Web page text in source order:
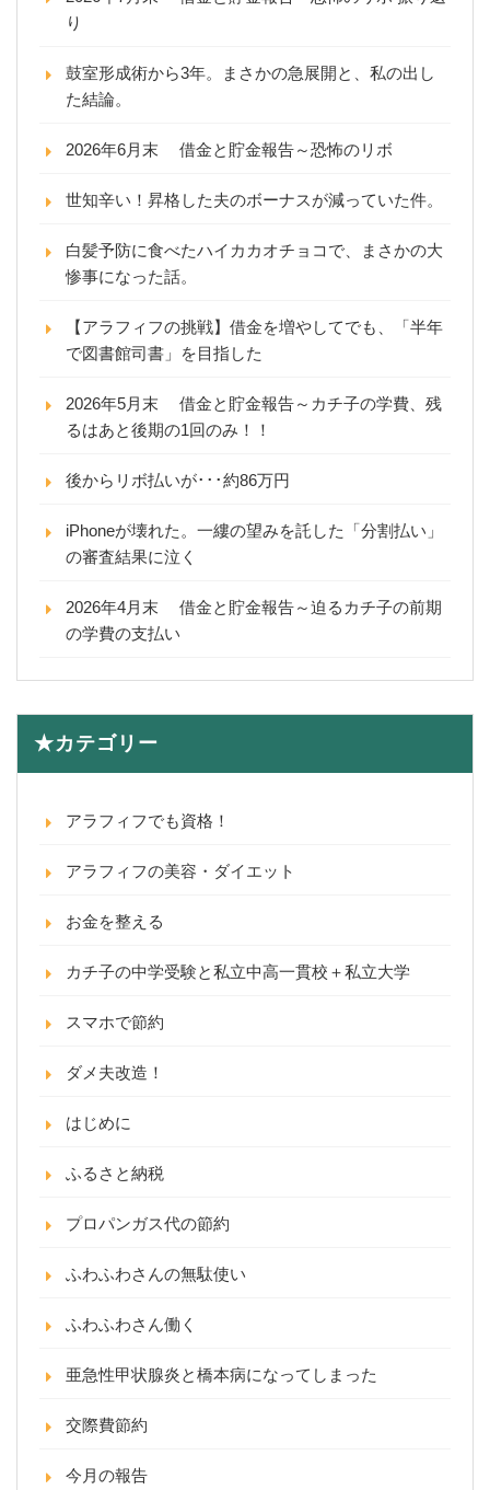
り
鼓室形成術から3年。まさかの急展開と、私の出し
た結論。
2026年6月末 借金と貯金報告～恐怖のリボ
世知辛い！昇格した夫のボーナスが減っていた件。
白髪予防に食べたハイカカオチョコで、まさかの大
惨事になった話。
【アラフィフの挑戦】借金を増やしてでも、「半年
で図書館司書」を目指した
2026年5月末 借金と貯金報告～カチ子の学費、残
るはあと後期の1回のみ！！
後からリボ払いが･･･約86万円
iPhoneが壊れた。一縷の望みを託した「分割払い」
の審査結果に泣く
2026年4月末 借金と貯金報告～迫るカチ子の前期
の学費の支払い
★カテゴリー
アラフィフでも資格！
アラフィフの美容・ダイエット
お金を整える
カチ子の中学受験と私立中高一貫校＋私立大学
スマホで節約
ダメ夫改造！
はじめに
ふるさと納税
プロパンガス代の節約
ふわふわさんの無駄使い
ふわふわさん働く
亜急性甲状腺炎と橋本病になってしまった
交際費節約
今月の報告